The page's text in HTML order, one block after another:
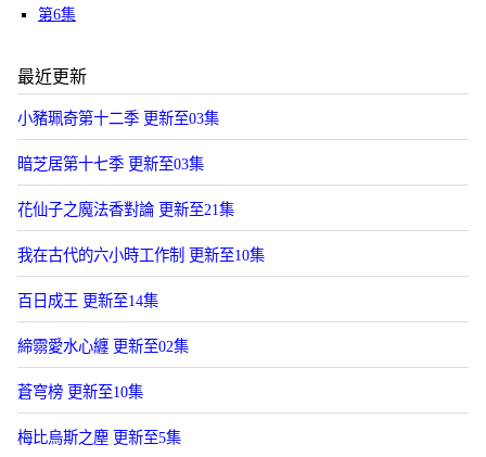
第6集
最近更新
小豬珮奇第十二季 更新至03集
暗芝居第十七季 更新至03集
花仙子之魔法香對論 更新至21集
我在古代的六小時工作制 更新至10集
百日成王 更新至14集
締霛愛水心纏 更新至02集
蒼穹榜 更新至10集
梅比烏斯之塵 更新至5集